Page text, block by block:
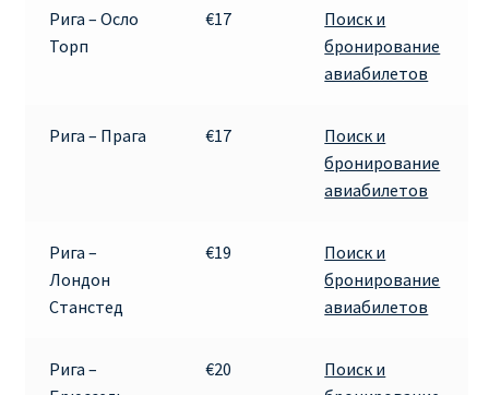
Рига – Осло
Торп
€17
Поиск и
бронирование
авиабилетов
Рига – Прага €17
Поиск и
бронирование
авиабилетов
Рига –
Лондон
Станстед
€19
Поиск и
бронирование
авиабилетов
Рига –
€20
Поиск и